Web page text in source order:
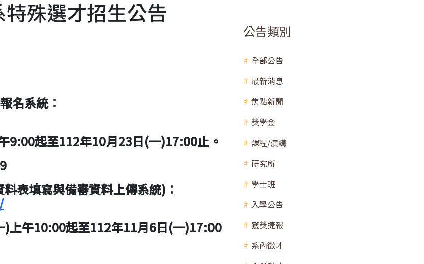
殊選才招生公告
名系統：
起至112年10月23日(一)17:00止。
表填寫與備審資料上傳系統) ：
上午10:00起至112年11月6日(一)17:00
公告類別
全部公告
最新消息
焦點新聞
獎學金
課程/演講
研究所
學士班
入學公告
獲獎捷報
系內徵才